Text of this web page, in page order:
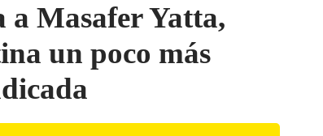
a Masafer Yatta,
un poco más